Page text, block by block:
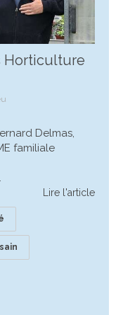
Horticulture
Delmas,
familiale
Lire l'article